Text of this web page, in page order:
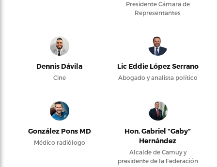
Presidente Cámara de
Representantes
Dennis Dávila
Cine
Lic Eddie López Serrano
Abogado y analista político
González Pons MD
Médico radiólogo
Hon. Gabriel “Gaby”
Hernández
Alcalde de Camuy y
presidente de la Federación